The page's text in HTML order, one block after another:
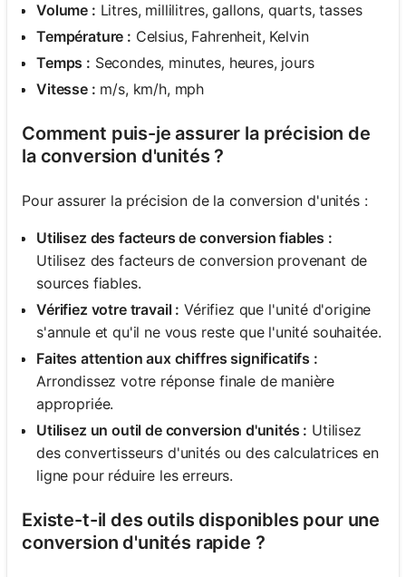
Volume : Litres, millilitres, gallons, quarts, tasses
Température : Celsius, Fahrenheit, Kelvin
Temps : Secondes, minutes, heures, jours
Vitesse : m/s, km/h, mph
Comment puis-je assurer la précision de
la conversion d'unités ?
Pour assurer la précision de la conversion d'unités :
Utilisez des facteurs de conversion fiables :
Utilisez des facteurs de conversion provenant de
sources fiables.
Vérifiez votre travail : Vérifiez que l'unité d'origine
s'annule et qu'il ne vous reste que l'unité souhaitée.
Faites attention aux chiffres significatifs :
Arrondissez votre réponse finale de manière
appropriée.
Utilisez un outil de conversion d'unités : Utilisez
des convertisseurs d'unités ou des calculatrices en
ligne pour réduire les erreurs.
Existe-t-il des outils disponibles pour une
conversion d'unités rapide ?